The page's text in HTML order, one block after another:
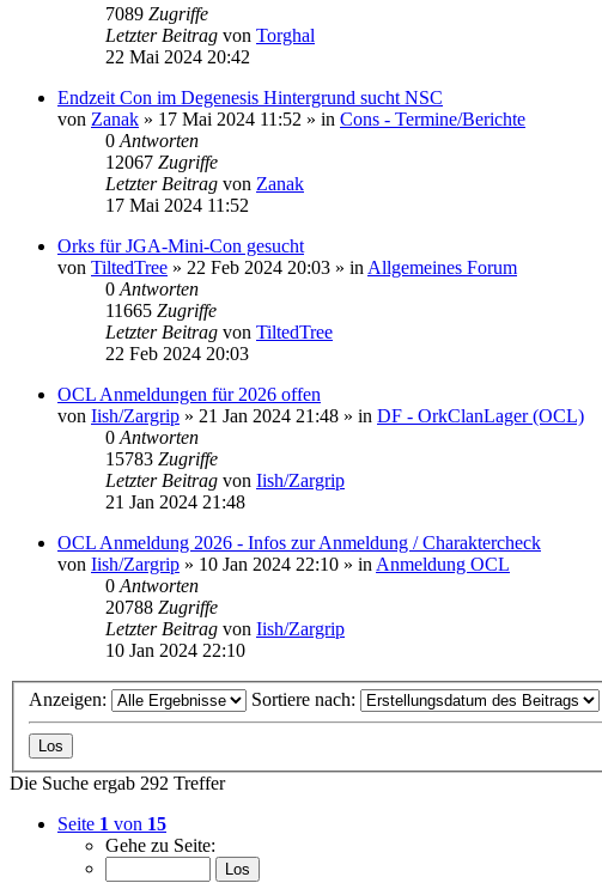
7089 Zugriffe
Letzter Beitrag von Torghal
22 Mai 2024 20:42
Endzeit Con im Degenesis Hintergrund sucht NSC
von Zanak » 17 Mai 2024 11:52 » in Cons - Termine/Berichte
0 Antworten
12067 Zugriffe
Letzter Beitrag von Zanak
17 Mai 2024 11:52
Orks für JGA-Mini-Con gesucht
von TiltedTree » 22 Feb 2024 20:03 » in Allgemeines Forum
0 Antworten
11665 Zugriffe
Letzter Beitrag von TiltedTree
22 Feb 2024 20:03
OCL Anmeldungen für 2026 offen
von Iish/Zargrip » 21 Jan 2024 21:48 » in DF - OrkClanLager (OCL)
0 Antworten
15783 Zugriffe
Letzter Beitrag von Iish/Zargrip
21 Jan 2024 21:48
OCL Anmeldung 2026 - Infos zur Anmeldung / Charaktercheck
von Iish/Zargrip » 10 Jan 2024 22:10 » in Anmeldung OCL
0 Antworten
20788 Zugriffe
Letzter Beitrag von Iish/Zargrip
10 Jan 2024 22:10
Anzeigen: Sortiere nach:
Die Suche ergab 292 Treffer
Seite 1 von 15
Gehe zu Seite: